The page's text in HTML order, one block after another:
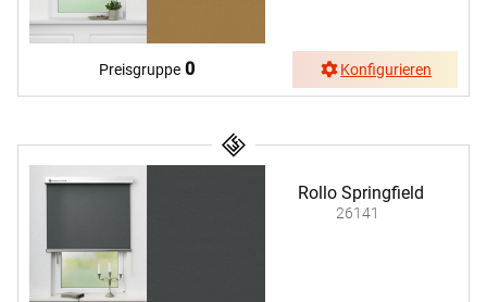
Preisgruppe 0 Konfigurieren
Rollo Springfield
26141